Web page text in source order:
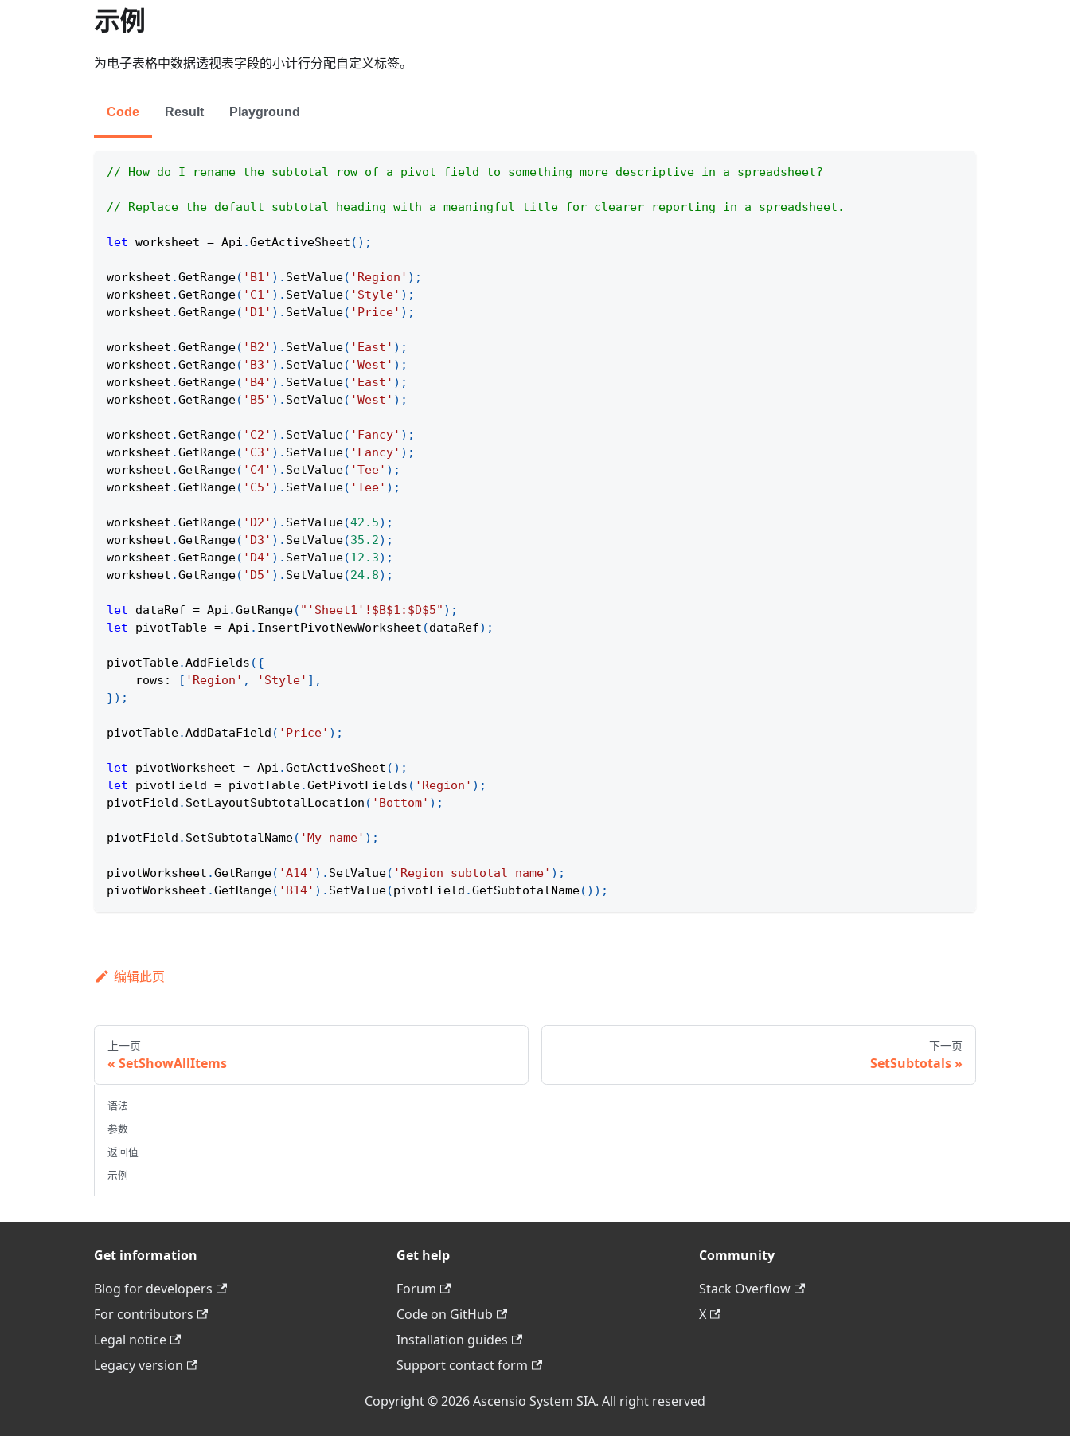
示例
为电子表格中数据透视表字段的小计行分配自定义标签。
Code Result Playground
// How do I rename the subtotal row of a pivot field to something more descriptive in a spreadsheet?
// Replace the default subtotal heading with a meaningful title for clearer reporting in a spreadsheet.
let worksheet = Api .GetActiveSheet ( ) ;
worksheet .GetRange( 'B1' ) . SetValue( 'Region' ) ;
worksheet .GetRange( 'C1' ) . SetValue( 'Style' ) ;
worksheet .GetRange( 'D1' ) . SetValue( 'Price' ) ;
worksheet .GetRange( 'B2' ) . SetValue( 'East' ) ;
worksheet .GetRange( 'B3' ) . SetValue( 'West' ) ;
worksheet .GetRange( 'B4' ) . SetValue( 'East' ) ;
worksheet .GetRange( 'B5' ) . SetValue( 'West' ) ;
worksheet .GetRange( 'C2' ) . SetValue( 'Fancy' ) ;
worksheet .GetRange( 'C3' ) . SetValue( 'Fancy' ) ;
worksheet .GetRange( 'C4' ) . SetValue( 'Tee' ) ;
worksheet .GetRange( 'C5' ) . SetValue( 'Tee' ) ;
worksheet .GetRange( 'D2' ) . SetValue(42.5) ;
worksheet .GetRange( 'D3' ) . SetValue(35.2) ;
worksheet .GetRange( 'D4' ) . SetValue(12.3) ;
worksheet .GetRange( 'D5' ) . SetValue(24.8) ;
let dataRef = Api .GetRange( "'Sheet1'!$B$1:$D$5" ) ;
let pivotTable = Api . InsertPivotNewWorksheet (dataRef) ;
pivotTable.AddFields ({
rows : [ 'Region' , 'Style' ] ,
}) ;
pivotTable.AddDataField ( 'Price' ) ;
let pivotWorksheet = Api .GetActiveSheet ( ) ;
let pivotField = pivotTable.GetPivotFields ( 'Region' ) ;
pivotField . SetLayoutSubtotalLocation ( 'Bottom' ) ;
pivotField . SetSubtotalName( 'My name' ) ;
pivotWorksheet .GetRange( 'A14' ) . SetValue( 'Region subtotal name' ) ;
pivotWorksheet .GetRange( 'B14' ) . SetValue(pivotField .GetSubtotalName( ) ) ;
编辑此页
上一页
SetShowAllItems
下一页
SetSubtotals
语法
参数
返回值
示例
Get information
Blog for developers
For contributors
Legal notice
Legacy version
Get help
Forum
Code on GitHub
Installation guides
Support contact form
Community
Stack Overflow
X
Copyright © 2026 Ascensio System SIA. All right reserved